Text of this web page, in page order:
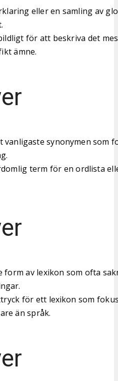
eller en samling av
för att beskriva det
ämne.
vanligaste synonymen som
term för en ordlista
form av lexikon som ofta
för ett lexikon som
än språk.